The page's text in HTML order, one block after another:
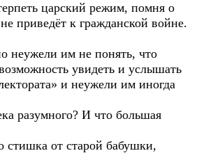
царский режим, помня о
приведёт к гражданской войне.
им не понять, что
увидеть и услышать
и неужели им иногда
разумного? И что большая
стишка от старой бабушки,